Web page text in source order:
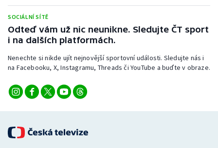
Plavání
Ragby
Rychlobruslení
SOCIÁLNÍ SÍTĚ
Odteď vám už nic neunikne. Sledujte ČT sport
i na dalších platformách.
Nenechte si nikde ujít nejnovější sportovní události. Sledujte nás i
na Facebooku, X, Instagramu, Threads či YouTube a buďte v obraze.